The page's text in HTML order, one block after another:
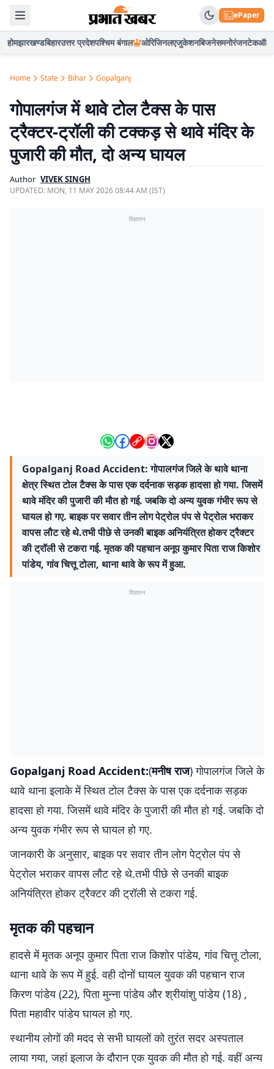
ePaper
होमझारखण्डबिहारउत्तर प्रदेशपश्चिम बंगाल ओरिजिनलएजुकेशनबिजनेसमनोरंजनटेकऑटो
Home State Bihar Gopalganj
गोपालगंज में थावे टोल टैक्स के पास
ट्रैक्टर-ट्रॉली की टक्कड़ से थावे मंदिर के
पुजारी की मौत, दो अन्य घायल
Author VIVEK SINGH
UPDATED: MON, 11 MAY 2026 08:44 AM (IST)
विज्ञापन
Gopalganj Road Accident: गोपालगंज जिले के थावे थाना
क्षेत्र स्थित टोल टैक्स के पास एक दर्दनाक सड़क हादसा हो गया. जिसमें
थावे मंदिर की पुजारी की मौत हो गई. जबकि दो अन्य युवक गंभीर रूप से
घायल हो गए. बाइक पर सवार तीन लोग पेट्रोल पंप से पेट्रोल भराकर
वापस लौट रहे थे.तभी पीछे से उनकी बाइक अनियंत्रित होकर ट्रैक्टर
की ट्रॉली से टकरा गई. मृतक की पहचान अनूप कुमार पिता राज किशोर
पांडेय, गांव चित्तू टोला, थाना थावे के रूप में हुआ.
विज्ञापन
Gopalganj Road Accident:(मनीष राज) गोपालगंज जिले के
थावे थाना इलाके में स्थित टोल टैक्स के पास एक दर्दनाक सड़क
हादसा हो गया. जिसमें थावे मंदिर के पुजारी की मौत हो गई. जबकि दो
अन्य युवक गंभीर रूप से घायल हो गए.
जानकारी के अनुसार, बाइक पर सवार तीन लोग पेट्रोल पंप से
पेट्रोल भराकर वापस लौट रहे थे.तभी पीछे से उनकी बाइक
अनियंत्रित होकर ट्रैक्टर की ट्रॉली से टकरा गई.
मृतक की पहचान
हादसे में मृतक अनूप कुमार पिता राज किशोर पांडेय, गांव चित्तू टोला,
थाना थावे के रूप में हुई. वही दोनों घायल युवक की पहचान राज
किरण पांडेय (22), पिता मुन्ना पांडेय और श्रीयांशु पांडेय (18) ,
पिता महावीर पांडेय घायल हो गए.
स्थानीय लोगों की मदद से सभी घायलों को तुरंत सदर अस्पताल
लाया गया, जहां इलाज के दौरान एक युवक की मौत हो गई. वहीं अन्य